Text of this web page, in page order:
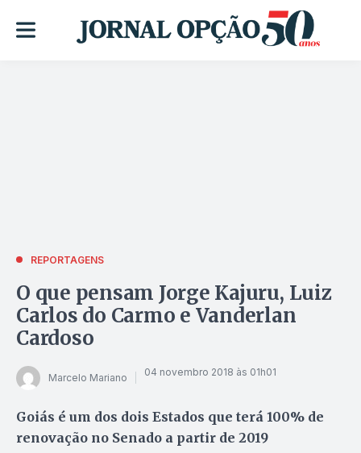
REPORTAGENS
O que pensam Jorge Kajuru, Luiz
Carlos do Carmo e Vanderlan
Cardoso
Marcelo Mariano 04 novembro 2018 às 01h01
Goiás é um dos dois Estados que terá 100% de
renovação no Senado a partir de 2019